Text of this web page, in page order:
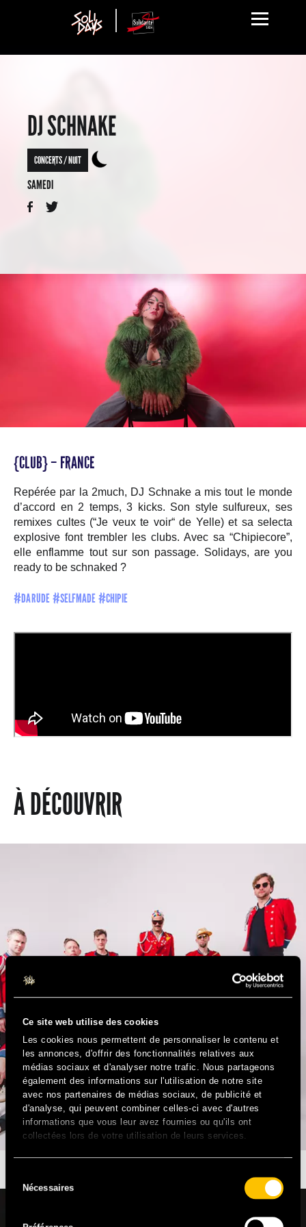
Ce site web utilise des cookies
Les cookies nous permettent de personnaliser le contenu et
les annonces, d'offrir des fonctionnalités relatives aux
médias sociaux et d'analyser notre trafic. Nous partageons
également des informations sur l'utilisation de notre site
avec nos partenaires de médias sociaux, de publicité et
d'analyse, qui peuvent combiner celles-ci avec d'autres
informations que vous leur avez fournies ou qu'ils ont
collectées lors de votre utilisation de leurs services.
duNécessaires
DJ SCHNAKE
CONCERTS / NUIT
SAMEDI
{CLUB} – FRANCE
Repérée par la 2much, DJ Schnake a mis tout le monde
d’accord en 2 temps, 3 kicks. Son style sulfureux, ses
remixes cultes (“Je veux te voir“ de Yelle) et sa selecta
explosive font trembler les clubs. Avec sa “Chipiecore”,
elle enflamme tout sur son passage. Solidays, are you
ready to be schnaked ?
#DARUDE #SELFMADE #CHIPIE
À DÉCOUVRIR